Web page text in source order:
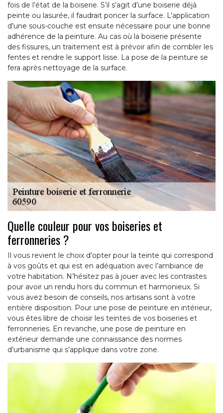
fois de l’état de la boiserie. S’il s’agit d’une boiserie déjà
peinte ou lasurée, il faudrait poncer la surface. L’application
d’une sous-couche est ensuite nécessaire pour une bonne
adhérence de la peinture. Au cas où la boiserie présente
des fissures, un traitement est à prévoir afin de combler les
fentes et rendre le support lisse. La pose de la peinture se
fera après nettoyage de la surface.
Quelle couleur pour vos boiseries et
ferronneries ?
Il vous revient le choix d’opter pour la teinte qui correspond
à vos goûts et qui est en adéquation avec l’ambiance de
votre habitation. N’hésitez pas à jouer avec les contrastes
pour avoir un rendu hors du commun et harmonieux. Si
vous avez besoin de conseils, nos artisans sont à votre
entière disposition. Pour une pose de peinture en intérieur,
vous êtes libre de choisir les teintes de vos boiseries et
ferronneries. En revanche, une pose de peinture en
extérieur demande une connaissance des normes
d’urbanisme qui s’applique dans votre zone.